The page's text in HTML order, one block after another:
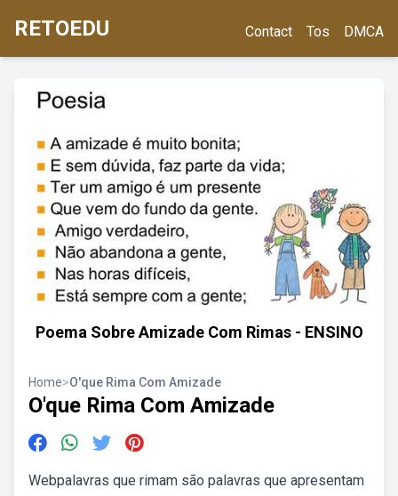
RETOEDU Contact Tos DMCA
Poema Sobre Amizade Com Rimas - ENSINO
Home>O'que Rima Com Amizade
O'que Rima Com Amizade
Webpalavras que rimam são palavras que apresentam